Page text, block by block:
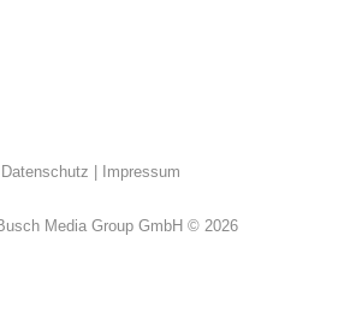
Datenschutz Impressum
Media Group GmbH © 2026